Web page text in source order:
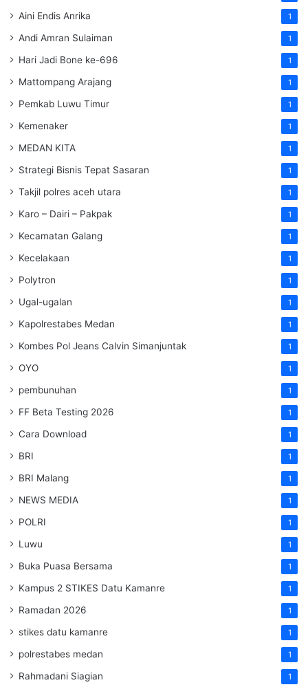
Aini Endis Anrika 1
Andi Amran Sulaiman 1
Hari Jadi Bone ke-696 1
Mattompang Arajang 1
Pemkab Luwu Timur 1
Kemenaker 1
MEDAN KITA 1
Strategi Bisnis Tepat Sasaran 1
Takjil polres aceh utara 1
Karo – Dairi – Pakpak 1
Kecamatan Galang 1
Kecelakaan 1
Polytron 1
Ugal-ugalan 1
Kapolrestabes Medan 1
Kombes Pol Jeans Calvin Simanjuntak 1
OYO 1
pembunuhan 1
FF Beta Testing 2026 1
Cara Download 1
BRI 1
BRI Malang 1
NEWS MEDIA 1
POLRI 1
Luwu 1
Buka Puasa Bersama 1
Kampus 2 STIKES Datu Kamanre 1
Ramadan 2026 1
stikes datu kamanre 1
polrestabes medan 1
Rahmadani Siagian 1